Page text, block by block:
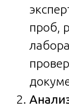
проб,